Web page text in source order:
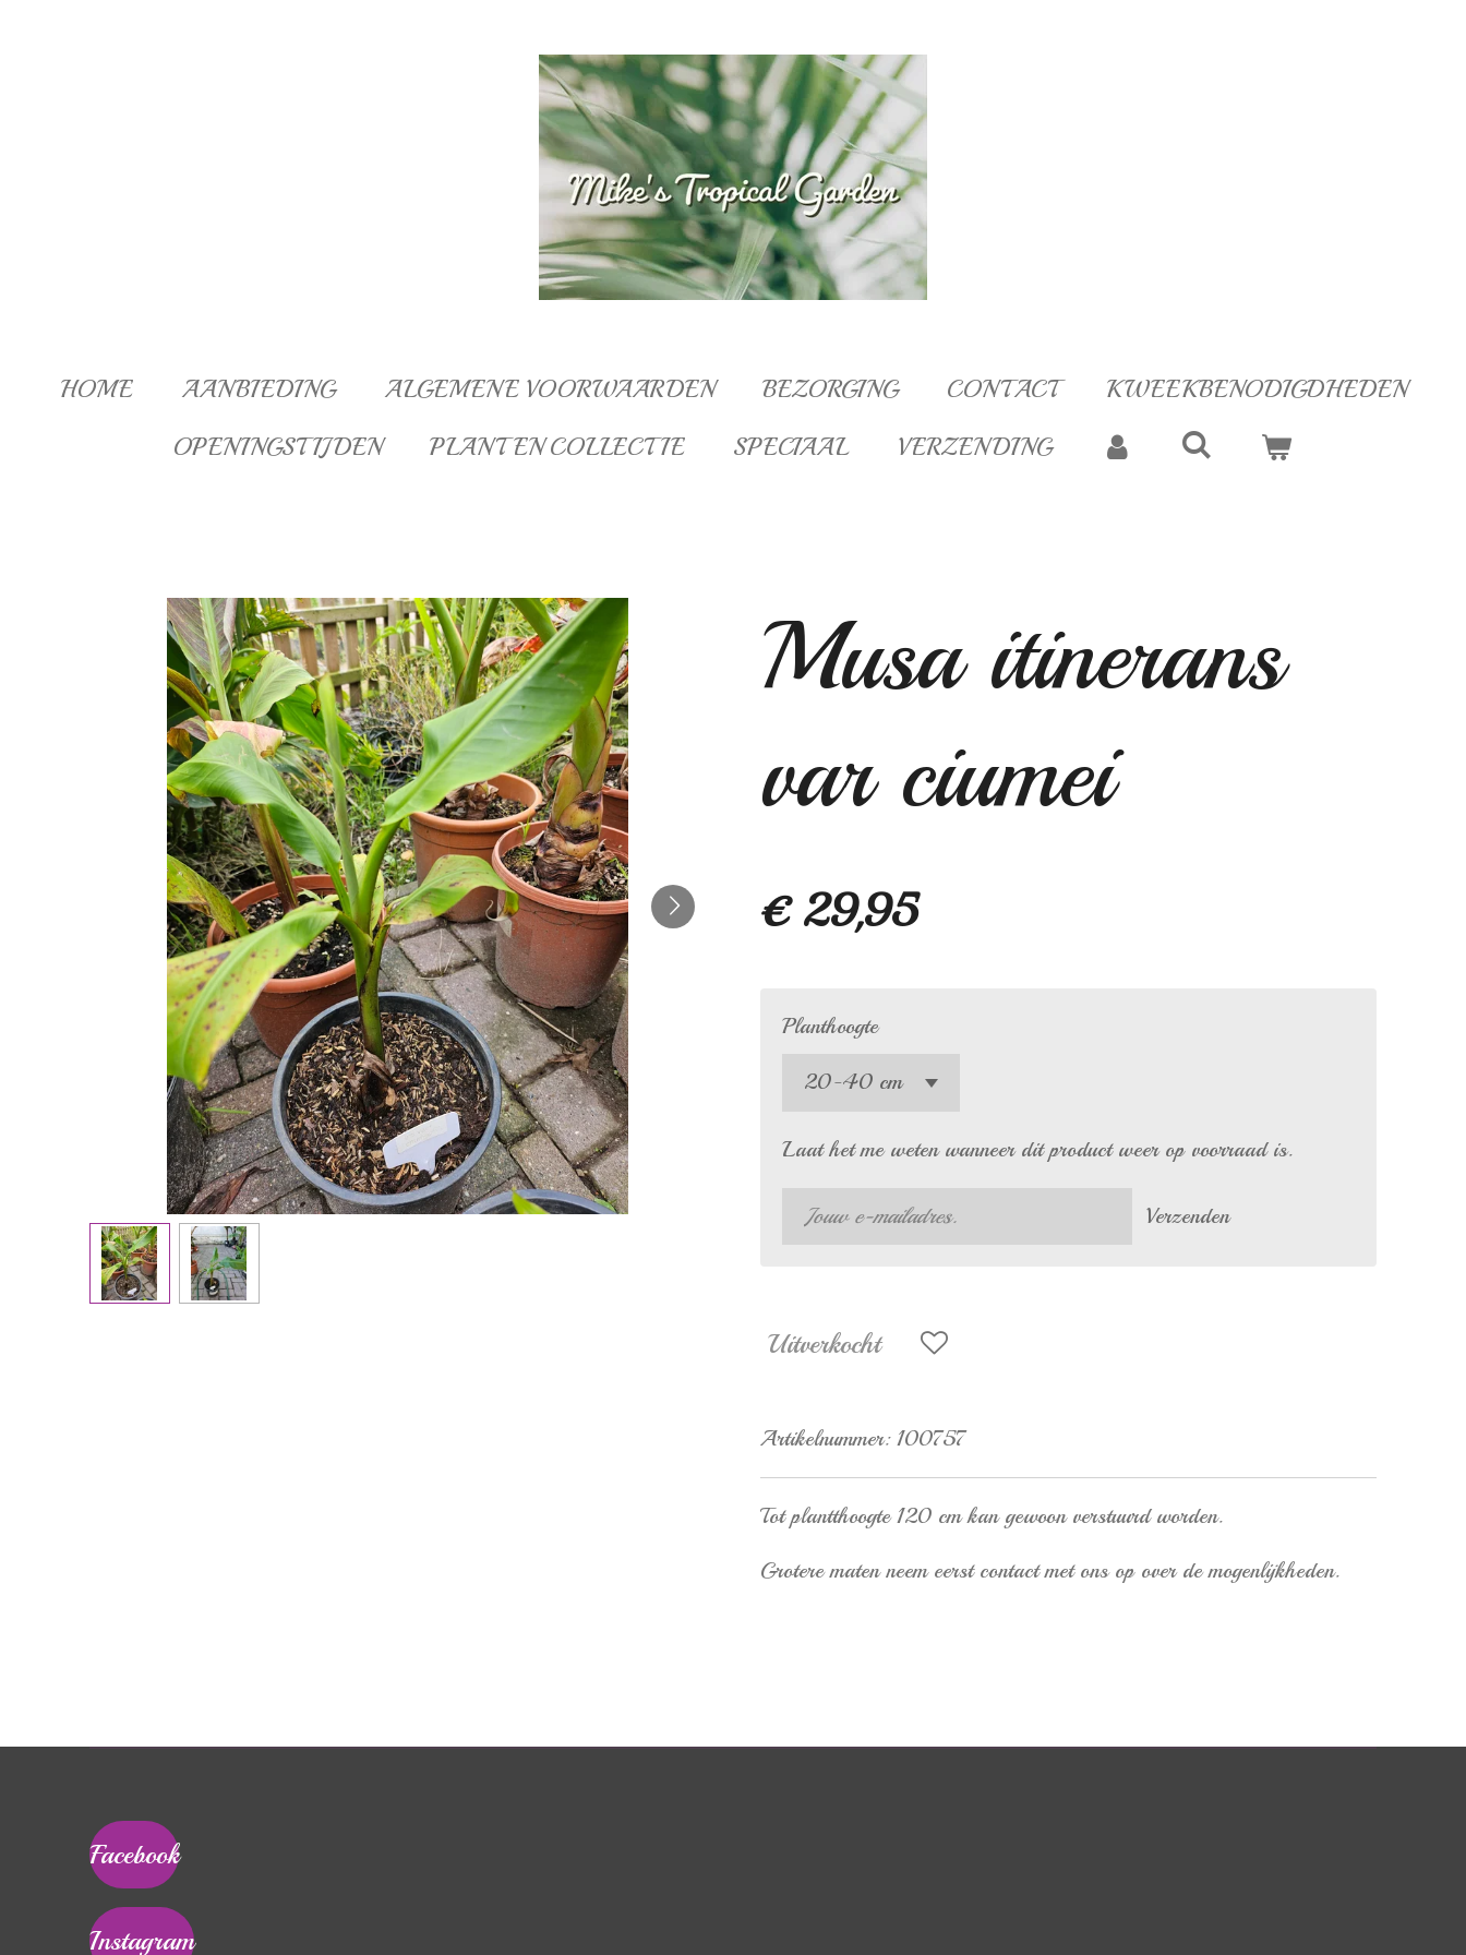
HOME AANBIEDING ALGEMENE VOORWAARDEN BEZORGING CONTACT KWEEKBENODIGDHEDEN
OPENINGSTIJDEN PLANTEN COLLECTIE SPECIAAL VERZENDING
Musa itinerans
var ciumei
€ 29,95
Planthoogte
Laat het me weten wanneer dit product weer op voorraad is.
Verzenden
Uitverkocht
Artikelnummer: 100757
Tot plantthoogte 120 cm kan gewoon verstuurd worden.
Grotere maten neem eerst contact met ons op over de mogenlijkheden.
Facebook
Instagram